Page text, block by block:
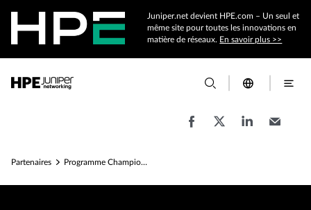
Juniper.net devient HPE.com – Un seul et
même site pour toutes les innovations en
matière de réseaux. En savoir plus >>
Partenaires Programme Champion Partner